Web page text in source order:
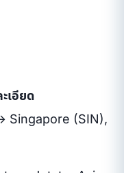
เอียด
Singapore (SIN),